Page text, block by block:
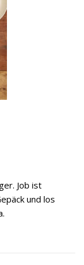
Job ist
und los